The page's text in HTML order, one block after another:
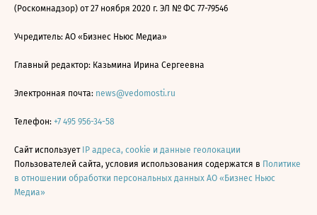
(Роскомнадзор) от 27 ноября 2020 г. ЭЛ № ФС 77-79546
Учредитель: АО «Бизнес Ньюс Медиа»
Главный редактор: Казьмина Ирина Сергеевна
Электронная почта: news@vedomosti.ru
Телефон: +7 495 956-34-58
Сайт использует IP адреса, cookie и данные геолокации
Пользователей сайта, условия использования содержатся в Политике
в отношении обработки персональных данных АО «Бизнес Ньюс
Медиа»